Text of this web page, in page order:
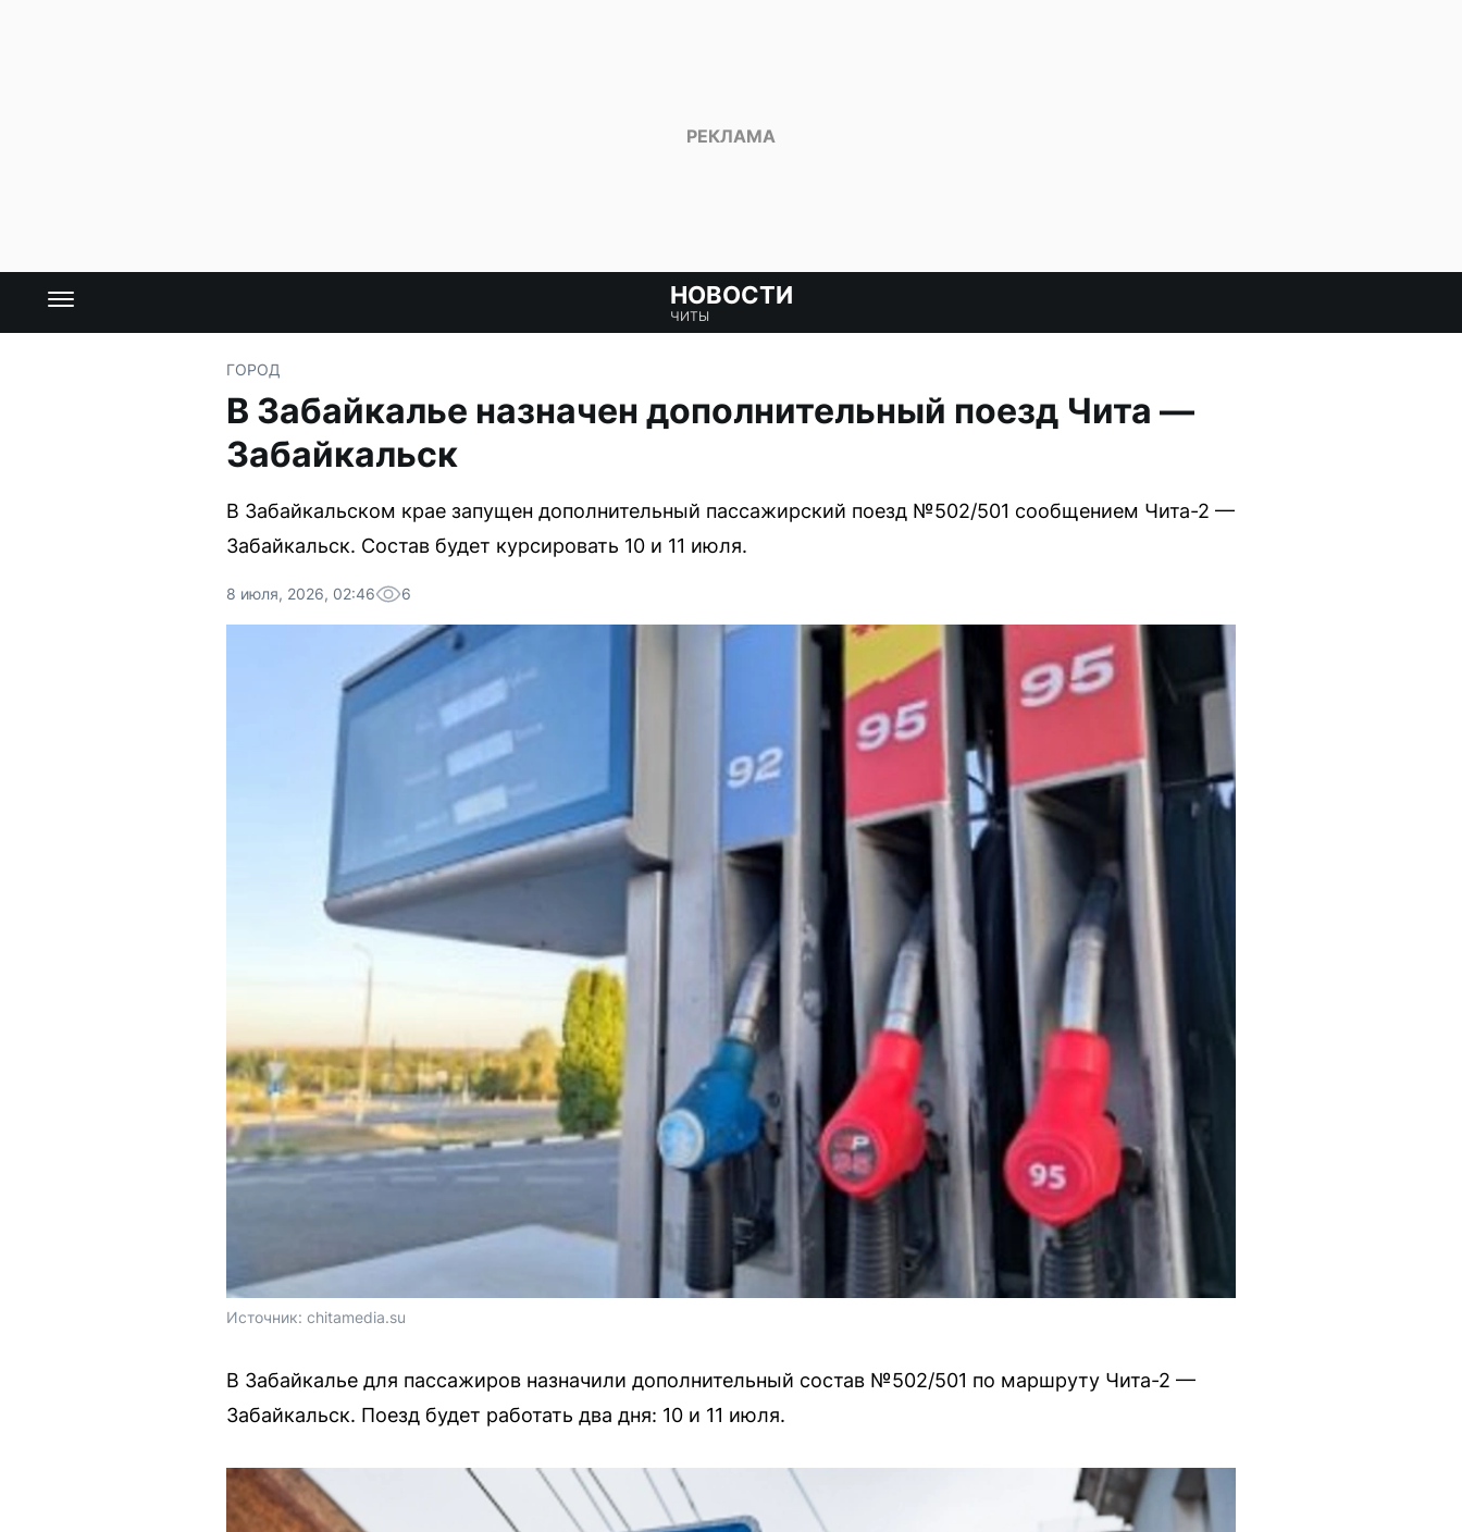
НОВОСТИ
ЧИТЫ
ГОРОД
В Забайкалье назначен дополнительный поезд Чита —
Забайкальск
В Забайкальском крае запущен дополнительный пассажирский поезд №502/501 сообщением Чита-2 —
Забайкальск. Состав будет курсировать 10 и 11 июля.
8 июля, 2026, 02:46 6
Источник: chitamedia.su
В Забайкалье для пассажиров назначили дополнительный состав №502/501 по маршруту Чита-2 —
Забайкальск. Поезд будет работать два дня: 10 и 11 июля.